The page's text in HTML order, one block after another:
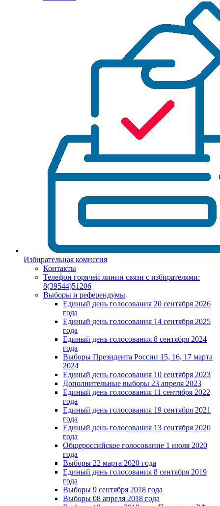
Избирательная комиссия
Контакты
Телефон горячей линии связи с избирателями:
8(39544)51206
Выборы и референдумы
Единый день голосования 20 сентября 2026
года
Единый день голосования 14 сентября 2025
года
Единый день голосования 8 сентября 2024
года
Выборы Президента России 15, 16, 17 марта
2024
Единый день голосования 10 сентября 2023
Дополнительные выборы 23 апреля 2023
Единый день голосования 11 сентября 2022
года
Единый день голосования 19 сентября 2021
года
Единый день голосования 13 сентября 2020
года
Общероссийское голосование 1 июля 2020
года
Выборы 22 марта 2020 года
Единый день голосования 8 сентября 2019
года
Выборы 9 сентября 2018 года
Выборы 08 апреля 2018 года